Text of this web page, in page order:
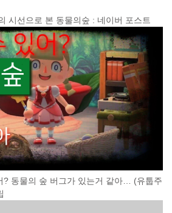
시선으로 본 동물의숲 : 네이버 포스트
? 동물의 숲 버그가 있는거 같아… (유툽주